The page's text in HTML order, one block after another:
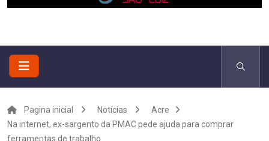
Pagina inicial Notícias
Acre
Na internet, ex-sargento da PMAC pede ajuda para comprar
ferramentas de trabalho